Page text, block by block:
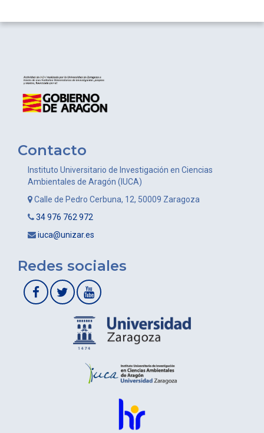
entradas
Contacto
Instituto Universitario de Investigación en Ciencias
Ambientales de Aragón (IUCA)
Calle de Pedro Cerbuna, 12, 50009 Zaragoza
34 976 762 972
iuca@unizar.es
Redes sociales